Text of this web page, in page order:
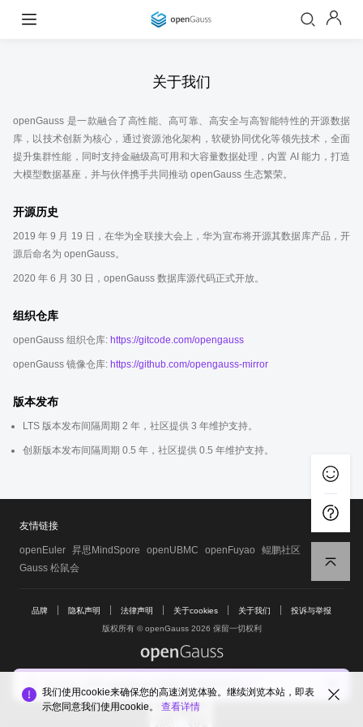
关于我们
openGauss 是一款融合了高性能、高可靠、高安全与高智能特性的开源数据
库，以技术创新为核心，通过资源池化架构，软硬协同优化等领先技术，全面
提升集群性能，同时支持金融级高可用和大容量数据处理，内置 AI 能力，打造
大模型数据基座，并与伙伴携手共同推动 openGauss 生态繁荣。
开源历史
2019 年 9 月 19 日，在华为全联接大会上，华为宣布将开源其数据库产品，开
源后命名为 openGauss。
2020 年 6 月 30 日，openGauss 数据库源代码正式开放。
组织仓库
openGauss 组织仓库: https://gitcode.com/opengauss
openGauss 镜像仓库: https://github.com/opengauss-mirror
版本发布
LTS 版本发布间隔周期 2 年，社区提供 3 年维护支持。
创新版本发布间隔周期 0.5 年，社区提供 0.5 年维护支持。
您向他人推荐 openGauss社区 的可能性有多大？
友情链接
openEuler 昇思MindSpore openUBMC openFuyao
鲲鹏社区
Gauss 松鼠会
品牌 隐私声明 法律声明 关于cookies 关于我们
投诉与举报
版权所有 © openGauss 2026 保留一切权利
common@public.opengauss.org
我们使用cookie来确保您的高速浏览体验。继续浏览本站，即表
示您同意我们使用cookie。 查看详情